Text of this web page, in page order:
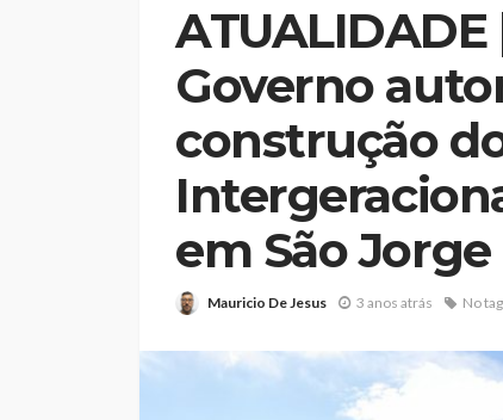
Governo
construção
em São Jorge
Mauricio De Jesus 3 anos atrás No